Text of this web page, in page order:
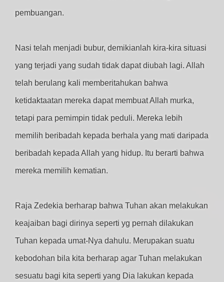
pembuangan.
Nasi telah menjadi bubur, demikianlah kira-kira situasi
yang terjadi yang sudah tidak dapat diubah lagi. Allah
telah berulang kali memberitahukan bahwa
ketidaktaatan mereka dapat membuat Allah murka,
tetapi para pemimpin tidak peduli. Mereka lebih
memilih beribadah kepada berhala yang mati daripada
beribadah kepada Allah yang hidup. Itu berarti bahwa
mereka memilih kematian.
Raja Zedekia berharap bahwa Tuhan akan melakukan
keajaiban bagi dirinya seperti yg pernah dilakukan
Tuhan kepada umat-Nya dahulu. Merupakan suatu
kebodohan bila kita berharap agar Tuhan melakukan
sesuatu bagi kita seperti yang Dia lakukan kepada